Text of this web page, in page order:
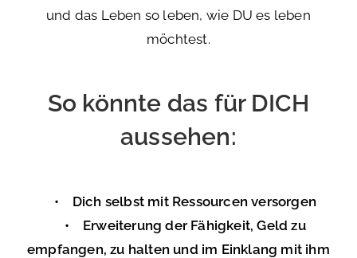
und das Leben so leben, wie DU es leben
möchtest.
So könnte das für DICH
aussehen:
• Dich selbst mit Ressourcen versorgen
• Erweiterung der Fähigkeit, Geld zu
empfangen, zu halten und im Einklang mit ihm